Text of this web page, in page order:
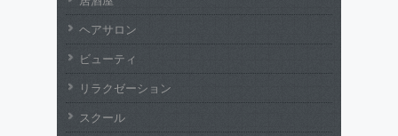
ヘアサロン
ビューティ
リラクゼーション
スクール